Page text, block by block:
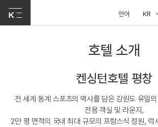
언어 KR
호텔 소개
켄싱턴호텔 평창
전 세계 동계 스포츠의 역사를 담은 강원도 유일
전용 객실 및 라운지,
2만 평 면적의 국내 최대 규모의 프랑스식 정원, 럭